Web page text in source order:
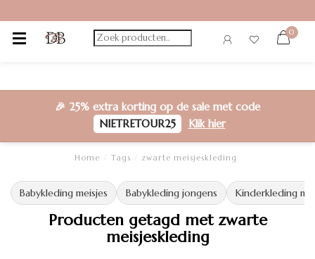
0
🎉 25% extra korting op de sale met code
NIETRETOUR25
Klik hier
Home Tags zwarte meisjeskleding
Babykleding meisjes Babykleding jongens Kinderkleding
Producten getagd met zwarte
meisjeskleding